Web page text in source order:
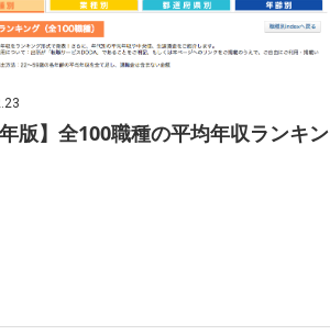
年版】全100職種の平均年収ランキン